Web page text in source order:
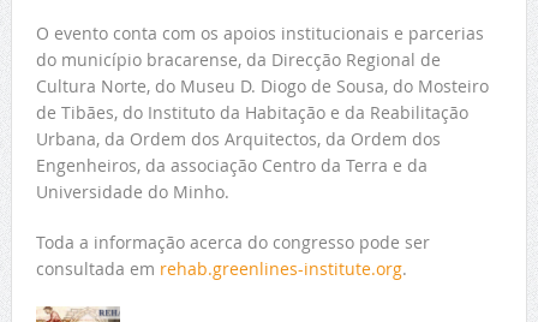
O evento conta com os apoios institucionais e parcerias
do município bracarense, da Direcção Regional de
Cultura Norte, do Museu D. Diogo de Sousa, do Mosteiro
de Tibães, do Instituto da Habitação e da Reabilitação
Urbana, da Ordem dos Arquitectos, da Ordem dos
Engenheiros, da associação Centro da Terra e da
Universidade do Minho.
Toda a informação acerca do congresso pode ser
consultada em rehab.greenlines-institute.org.